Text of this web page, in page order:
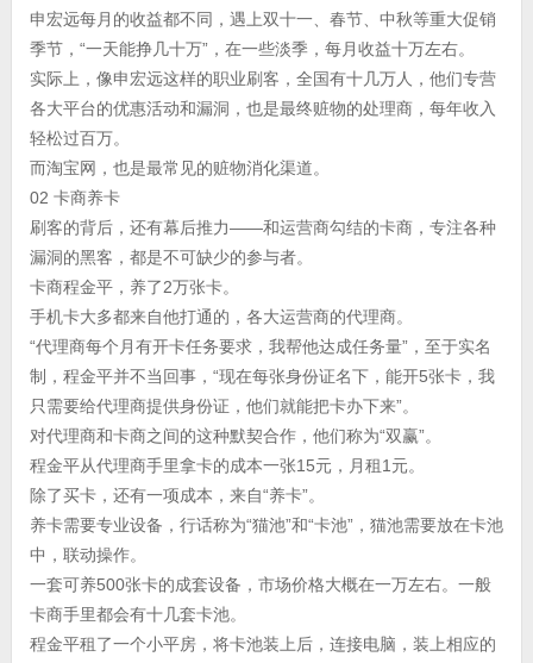
申宏远每月的收益都不同，遇上双十一、春节、中秋等重大促销
季节，“一天能挣几十万”，在一些淡季，每月收益十万左右。
实际上，像申宏远这样的职业刷客，全国有十几万人，他们专营
各大平台的优惠活动和漏洞，也是最终赃物的处理商，每年收入
轻松过百万。
而淘宝网，也是最常见的赃物消化渠道。
02 卡商养卡
刷客的背后，还有幕后推力——和运营商勾结的卡商，专注各种
漏洞的黑客，都是不可缺少的参与者。
卡商程金平，养了2万张卡。
手机卡大多都来自他打通的，各大运营商的代理商。
“代理商每个月有开卡任务要求，我帮他达成任务量”，至于实名
制，程金平并不当回事，“现在每张身份证名下，能开5张卡，我
只需要给代理商提供身份证，他们就能把卡办下来”。
对代理商和卡商之间的这种默契合作，他们称为“双赢”。
程金平从代理商手里拿卡的成本一张15元，月租1元。
除了买卡，还有一项成本，来自“养卡”。
养卡需要专业设备，行话称为“猫池”和“卡池”，猫池需要放在卡池
中，联动操作。
一套可养500张卡的成套设备，市场价格大概在一万左右。一般
卡商手里都会有十几套卡池。
程金平租了一个小平房，将卡池装上后，连接电脑，装上相应的